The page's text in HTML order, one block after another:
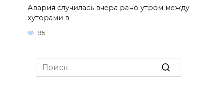
Авария случилась вчера рано утром между
хуторами в
95
Search
for: